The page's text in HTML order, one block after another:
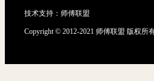
技术支持： 师傅联盟
Copyright © 2012-2021 师傅联盟 版权所